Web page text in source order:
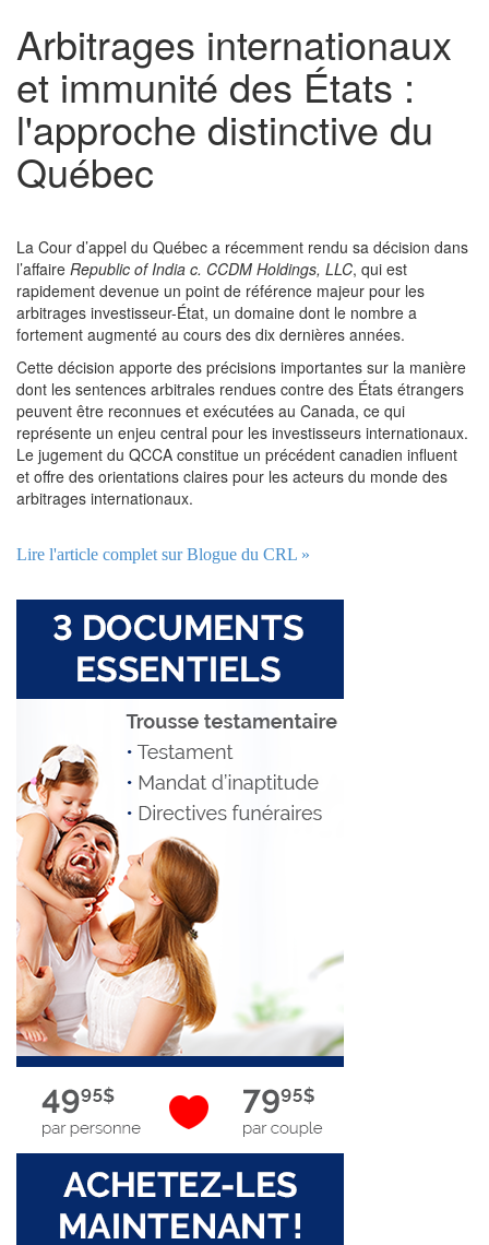
Arbitrages internationaux
et immunité des États :
l'approche distinctive du
Québec
La Cour d’appel du Québec a récemment rendu sa décision dans
l’affaire Republic of India c. CCDM Holdings, LLC, qui est
rapidement devenue un point de référence majeur pour les
arbitrages investisseur-État, un domaine dont le nombre a
fortement augmenté au cours des dix dernières années.
Cette décision apporte des précisions importantes sur la manière
dont les sentences arbitrales rendues contre des États étrangers
peuvent être reconnues et exécutées au Canada, ce qui
représente un enjeu central pour les investisseurs internationaux.
Le jugement du QCCA constitue un précédent canadien influent
et offre des orientations claires pour les acteurs du monde des
arbitrages internationaux.
Lire l'article complet sur Blogue du CRL »